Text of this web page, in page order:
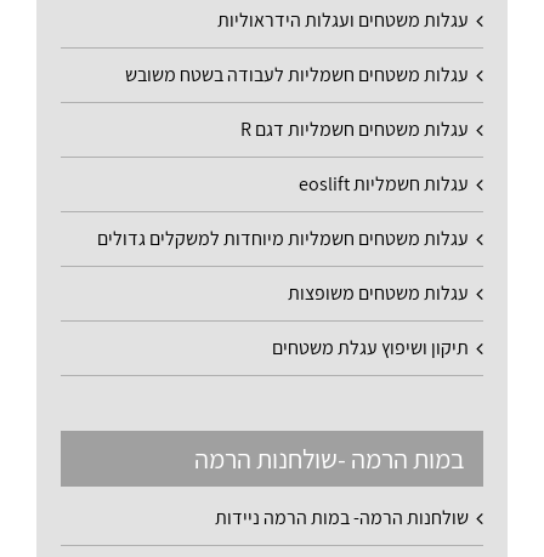
עגלות משטחים ועגלות הידראוליות
עגלות משטחים חשמליות לעבודה בשטח משובש
עגלות משטחים חשמליות דגם R
עגלות חשמליות eoslift
עגלות משטחים חשמליות מיוחדות למשקלים גדולים
עגלות משטחים משופצות
תיקון ושיפוץ עגלת משטחים
במות הרמה -שולחנות הרמה
שולחנות הרמה- במות הרמה ניידות